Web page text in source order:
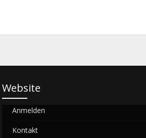
Website
Anmelden
Kontakt